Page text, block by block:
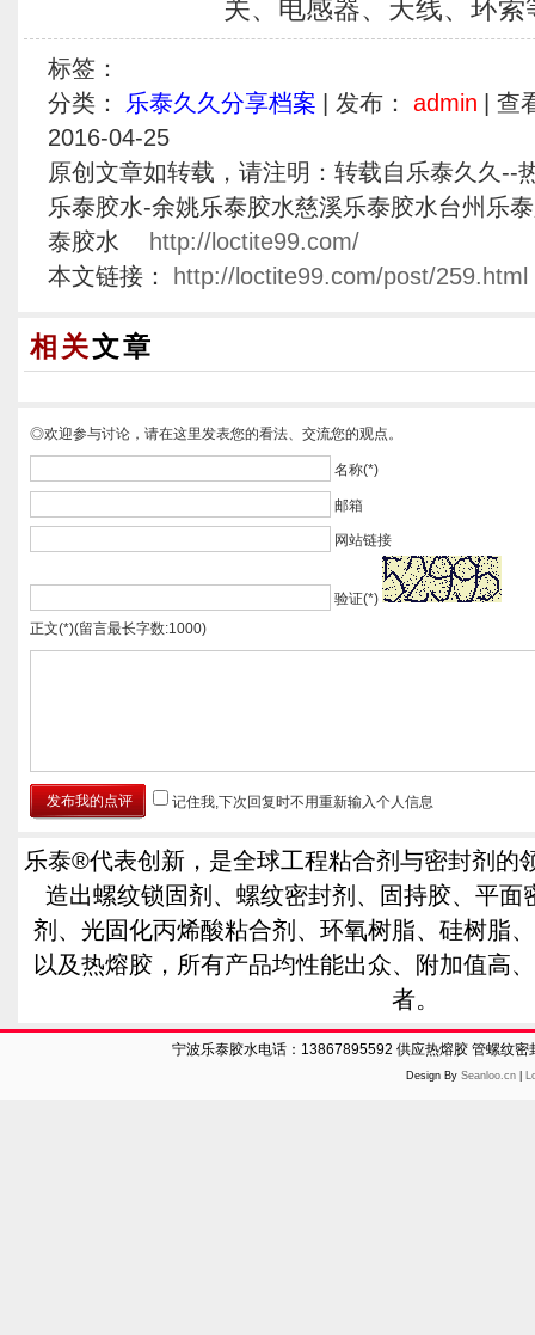
关、电感器、天线、环索
标签：
分类：
乐泰久久分享档案 | 发布： admin
| 查
2016-04-25
原创文章如转载，请注明：转载自乐泰久久--
乐泰胶水-余姚乐泰胶水慈溪乐泰胶水台州乐
泰胶水
http://loctite99.com/
本文链接：
http://loctite99.com/post/259.html
相关文章
◎欢迎参与讨论，请在这里发表您的看法、交流您的观点。
名称(*)
邮箱
网站链接
验证(*)
正文(*)(留言最长字数:1000)
记住我,下次回复时不用重新输入个人信息
乐泰®代表创新，是全球工程粘合剂与密封剂的
造出螺纹锁固剂、螺纹密封剂、固持胶、平面
剂、光固化丙烯酸粘合剂、环氧树脂、硅树脂
以及热熔胶，所有产品均性能出众、附加值高
者。
宁波乐泰胶水电话：13867895592 供应热熔胶 管螺纹
Design By Seanloo.cn|